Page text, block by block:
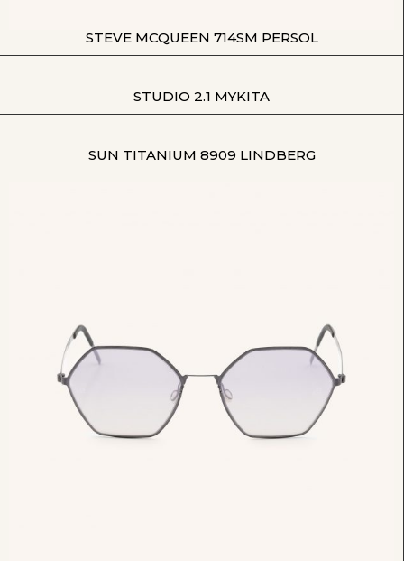
STEVE MCQUEEN 714SM PERSOL
STUDIO 2.1 MYKITA
SUN TITANIUM 8909 LINDBERG